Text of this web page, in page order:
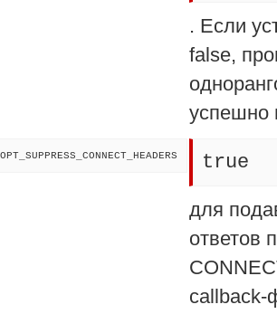
. Если
false,
успешно
true
для
ответов
callback-